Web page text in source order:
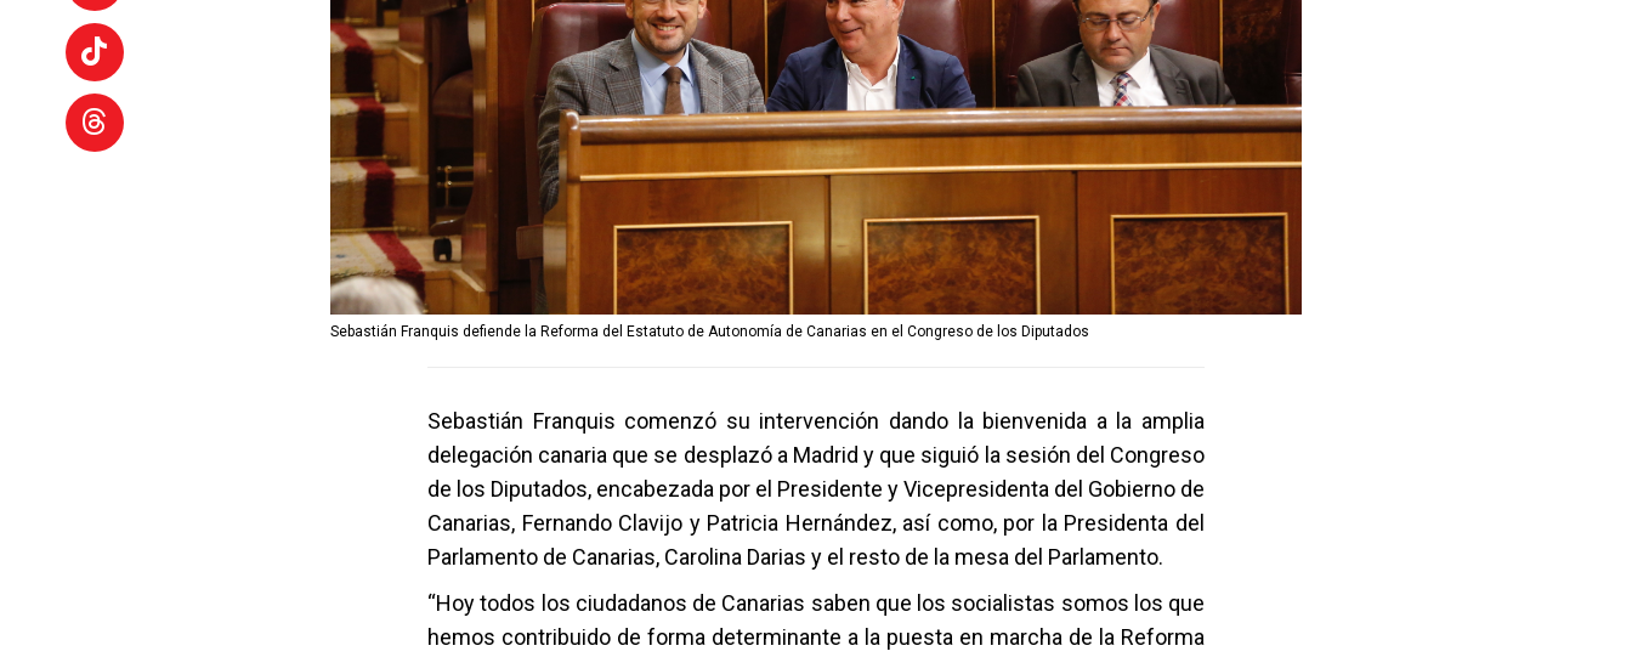
Sebastián Franquis defiende la Reforma del Estatuto de Autonomía de Canarias en el Congreso de los Diputados
Sebastián Franquis comenzó su intervención dando la bienvenida a la amplia
delegación canaria que se desplazó a Madrid y que siguió la sesión del Congreso
de los Diputados, encabezada por el Presidente y Vicepresidenta del Gobierno de
Canarias, Fernando Clavijo y Patricia Hernández, así como, por la Presidenta del
Parlamento de Canarias, Carolina Darias y el resto de la mesa del Parlamento.
“Hoy todos los ciudadanos de Canarias saben que los socialistas somos los que
hemos contribuido de forma determinante a la puesta en marcha de la Reforma